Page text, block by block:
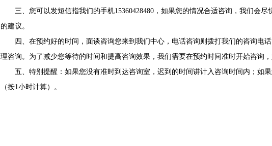
三、您可以发短信指我们的手机15360428480 ，如果您的情况合适咨询，我们会
的建议。
四、在预约好的时间，面谈咨询您来到我们中心，电话咨询则拨打我们的咨询电
理咨询。为了减少您等待的时间和提高咨询效果，我们需要在预约时间准时开始咨询
五、特别提醒：如果您没有准时到达咨询室，迟到的时间讲计入咨询时间内；如
（按1小时计算）。